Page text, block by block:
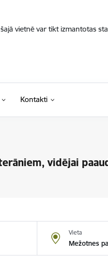
vietnē var tikt izmantotas
Kontakti
vidējai
Vieta
Mežotnes